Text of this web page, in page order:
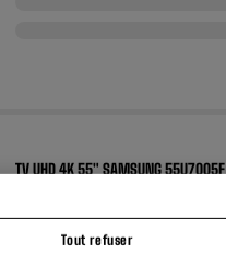
TV UHD 4K 55" SAMSUNG 55U7005F
TV connectée : SmartTV
Technologie : LED
Tout refuser